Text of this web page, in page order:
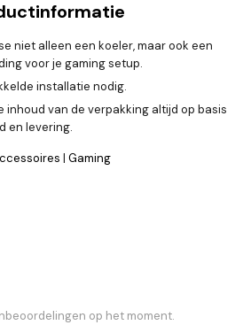
niet alleen een koeler, maar ook een
voor je gaming setup.
installatie nodig.
inhoud van de verpakking altijd op basis
en levering.
| Gaming
op het moment.